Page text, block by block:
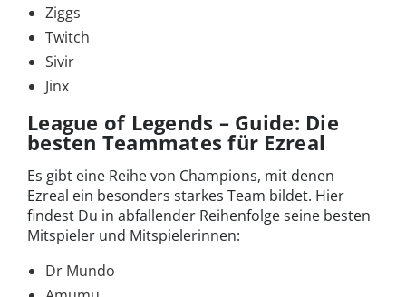
Ziggs
Twitch
Sivir
Jinx
League of Legends – Guide: Die
besten Teammates für Ezreal
Es gibt eine Reihe von Champions, mit denen
Ezreal ein besonders starkes Team bildet. Hier
findest Du in abfallender Reihenfolge seine besten
Mitspieler und Mitspielerinnen:
Dr Mundo